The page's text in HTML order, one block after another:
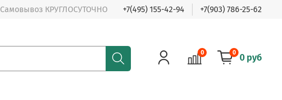
Самовывоз КРУГЛОСУТОЧНО +7(495) 155-42-94 +7(903) 786-25-62
0 0 0 руб